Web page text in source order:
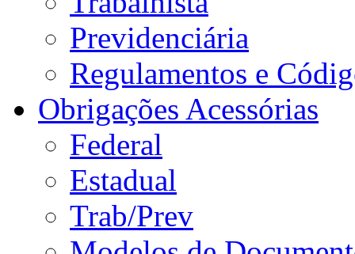
Previdenciária
Regulamentos e
Obrigações Acessórias
Federal
Estadual
Trab/Prev